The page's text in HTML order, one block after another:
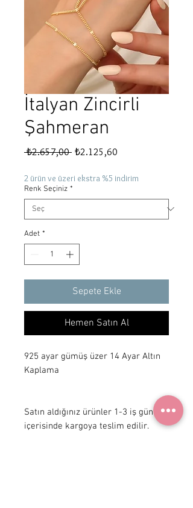
İtalyan Zincirli
Şahmeran
₺2.657,00 Normal
₺2.125,60
2 ürün ve üzeri ekstra %5 indirim
Renk Seçiniz *
Adet *
Sepete Ekle
Hemen Satın Al
925 ayar gümüş üzer 14 Ayar Altın
Kaplama
Satın aldığınız ürünler 1-3 iş günü
içerisinde kargoya teslim edilir.